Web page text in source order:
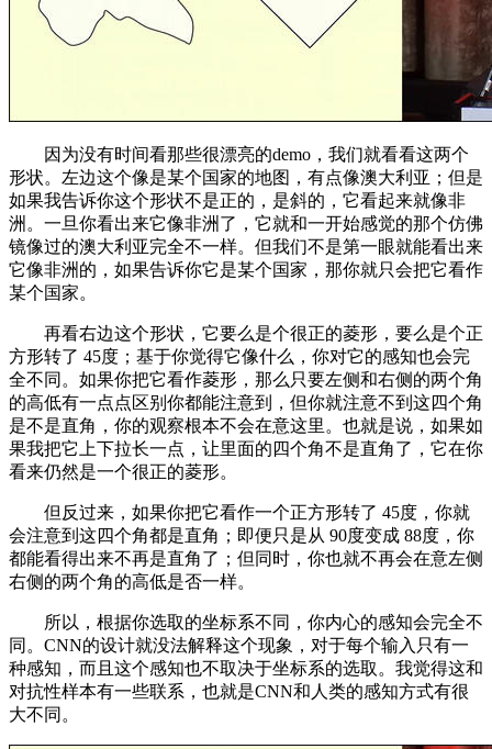
因为没有时间看那些很漂亮的demo，我们就看看这两个
形状。左边这个像是某个国家的地图，有点像澳大利亚；但是
如果我告诉你这个形状不是正的，是斜的，它看起来就像非
洲。一旦你看出来它像非洲了，它就和一开始感觉的那个仿佛
镜像过的澳大利亚完全不一样。但我们不是第一眼就能看出来
它像非洲的，如果告诉你它是某个国家，那你就只会把它看作
某个国家。
再看右边这个形状，它要么是个很正的菱形，要么是个正
方形转了 45度；基于你觉得它像什么，你对它的感知也会完
全不同。如果你把它看作菱形，那么只要左侧和右侧的两个角
的高低有一点点区别你都能注意到，但你就注意不到这四个角
是不是直角，你的观察根本不会在意这里。也就是说，如果如
果我把它上下拉长一点，让里面的四个角不是直角了，它在你
看来仍然是一个很正的菱形。
但反过来，如果你把它看作一个正方形转了 45度，你就
会注意到这四个角都是直角；即便只是从 90度变成 88度，你
都能看得出来不再是直角了；但同时，你也就不再会在意左侧
右侧的两个角的高低是否一样。
所以，根据你选取的坐标系不同，你内心的感知会完全不
同。CNN的设计就没法解释这个现象，对于每个输入只有一
种感知，而且这个感知也不取决于坐标系的选取。我觉得这和
对抗性样本有一些联系，也就是CNN和人类的感知方式有很
大不同。